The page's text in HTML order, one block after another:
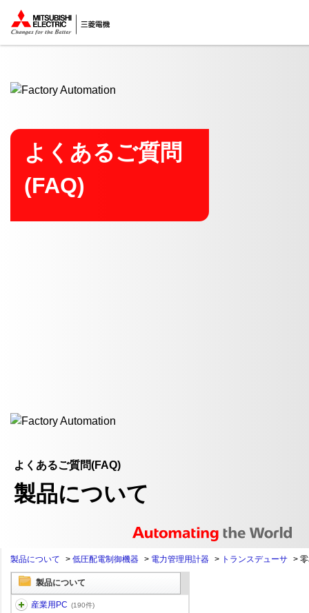
ここから本文
よくあるご質問
(FAQ)
よくあるご質問(FAQ)
製品について
製品について > 低圧配電制御機器 > 電力管理用計器 > トランスデューサ >
製品について
産業用PC (190件)